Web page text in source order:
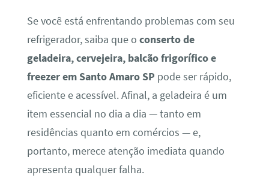
Se você está enfrentando problemas com seu
refrigerador, saiba que o conserto de
geladeira, cervejeira, balcão frigorífico e
freezer em Santo Amaro SP pode ser rápido,
eficiente e acessível. Afinal, a geladeira é um
item essencial no dia a dia — tanto em
residências quanto em comércios — e,
portanto, merece atenção imediata quando
apresenta qualquer falha.